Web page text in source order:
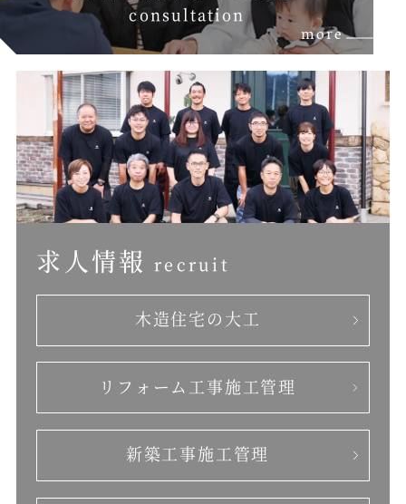
consultation
more
求人情報 recruit
木造住宅の大工
リフォーム工事施工管理
新築工事施工管理